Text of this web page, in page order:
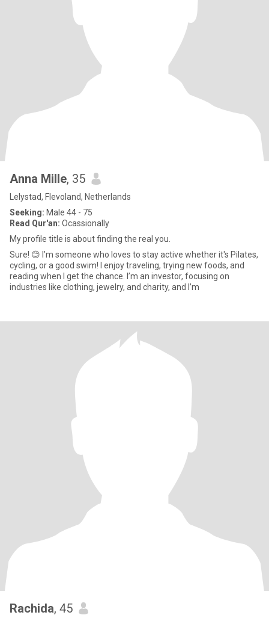
Anna Mille, 35
Lelystad, Flevoland, Netherlands
Seeking: Male 44 - 75
Read Qur'an: Ocassionally
My profile title is about finding the real you.
Sure! 😊 I’m someone who loves to stay active whether it's Pilates,
cycling, or a good swim! I enjoy traveling, trying new foods, and
reading when I get the chance. I’m an investor, focusing on
industries like clothing, jewelry, and charity, and I’m
Rachida, 45